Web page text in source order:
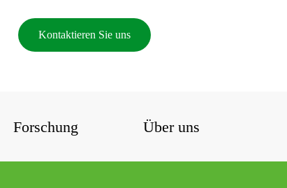
Kontaktieren Sie uns
Forschung Über uns